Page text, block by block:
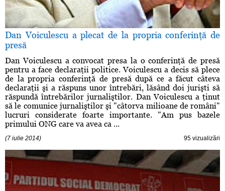
Dan Voiculescu a plecat de la propria conferinţă de
presă
Dan Voiculescu a convocat presa la o conferinţă de presă
pentru a face declaraţii politice. Voiculescu a decis să plece
de la propria conferinţă de presă după ce a făcut câteva
declaraţii şi a răspuns unor întrebări, lăsând doi jurişti să
răspundă întrebărilor jurnaliştilor. Dan Voiculescu a ţinut
să le comunice jurnaliştilor şi "câtorva milioane de români"
lucruri considerate foarte importante. "Am pus bazele
primului ONG care va avea ca ...
(7 iulie 2014) 95 vizualizări